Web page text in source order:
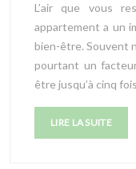
L’air que vous
appartement a un
bien-être. Souvent
pourtant un
être jusqu’à cinq
LIRE LA SUITE